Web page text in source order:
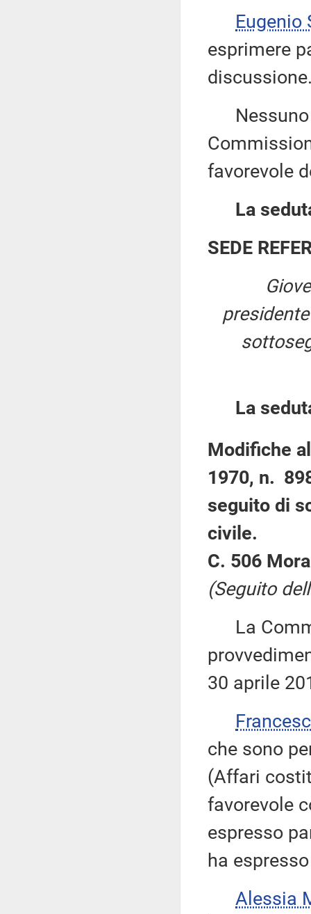
Eugenio
esprimere
Nessuno
favorevole
La
SEDE
La
Modifiche
1970, n.
seguito di
civile.
C. 506
(Seguito
La
30 aprile
che sono
(Affari
favorevole
espresso
ha
Alessia